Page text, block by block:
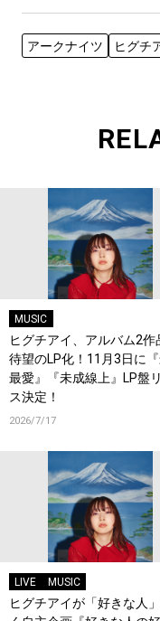
アークナイツ ヒグチ
MUSIC
ヒグチアイ、アルバム2作
待望のLP化！11月3日に
最愛』『未成線上』LP盤
ス決定！
2026/7/17
LIVE MUSIC
ヒグチアイが「好きな人